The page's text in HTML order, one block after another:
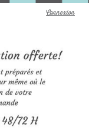
Connexion